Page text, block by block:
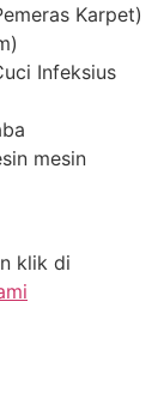
Karpet)
Infeksius
mesin
klik di